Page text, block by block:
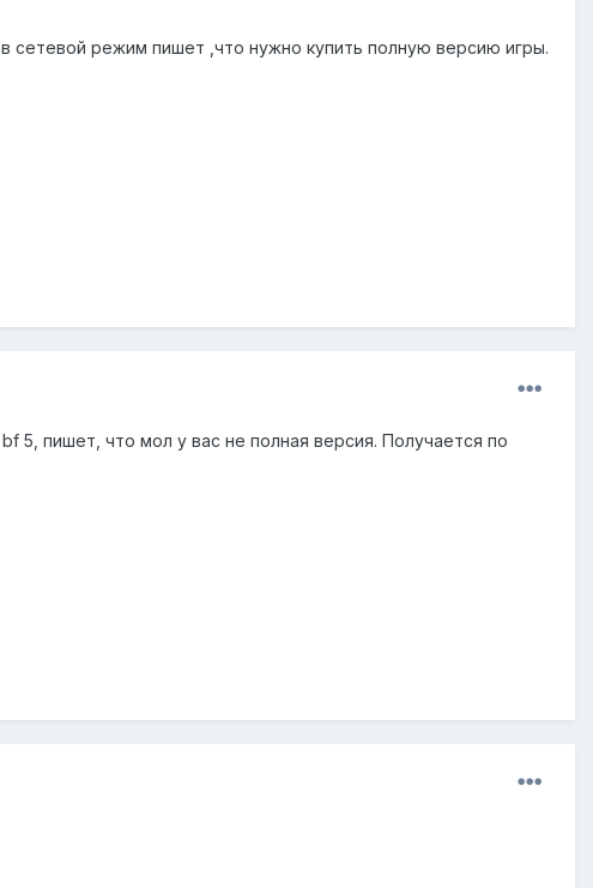
сетевой режим пишет ,что нужно купить полную версию игры.
5, пишет, что мол у вас не полная версия. Получается по